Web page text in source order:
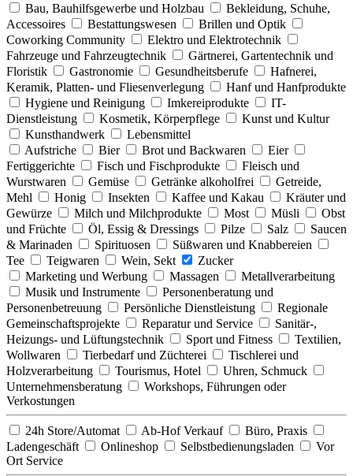
Bau, Bauhilfsgewerbe und Holzbau
Bekleidung, Schuhe,
Accessoires
Bestattungswesen
Brillen und Optik
Coworking Community
Elektro und Elektrotechnik
Fahrzeuge und Fahrzeugtechnik
Gärtnerei, Gartentechnik und
Floristik
Gastronomie Gesundheitsberufe
Hafnerei,
Keramik, Platten- und Fliesenverlegung
Hanf und Hanfprodukte
Hygiene und Reinigung
Imkereiprodukte
IT-
Dienstleistung
Kosmetik, Körperpflege
Kunst und Kultur
Kunsthandwerk
Lebensmittel
Aufstriche
Bier Brot und Backwaren
Eier
Fertiggerichte
Fisch und Fischprodukte
Fleisch und
Wurstwaren
Gemüse Getränke alkoholfrei
Getreide,
Mehl
Honig Insekten Kaffee und Kakau
Kräuter und
Gewürze
Milch und Milchprodukte Most Müsli
Obst
und Früchte
Öl, Essig & Dressings Pilze Salz
Saucen
& Marinaden
Spirituosen
Süßwaren und Knabbereien
Tee
Teigwaren Wein, Sekt
Zucker
Marketing und Werbung
Massagen
Metallverarbeitung
Musik und Instrumente
Personenberatung und
Personenbetreuung
Persönliche Dienstleistung
Regionale
Gemeinschaftsprojekte
Reparatur und Service
Sanitär-,
Heizungs- und Lüftungstechnik
Sport und Fitness
Textilien,
Wollwaren
Tierbedarf und Züchterei
Tischlerei und
Holzverarbeitung
Tourismus, Hotel
Uhren, Schmuck
Unternehmensberatung
Workshops, Führungen oder
Verkostungen
24h Store/Automat Ab-Hof Verkauf
Büro, Praxis
Ladengeschäft
Onlineshop Selbstbedienungsladen
Vor
Ort Service